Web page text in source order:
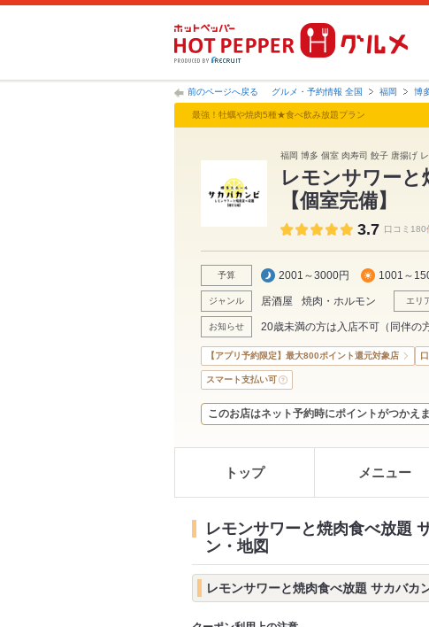
前のページへ戻る グルメ・予約情報 全国 福岡 博
最強！牡蠣や焼肉5種★食べ飲み放題プラン
福岡 博多 個室 肉寿司 餃子 唐揚げ
レモンサワーと
【個室完備】
3.7 口コミ180
予算 2001～3000円 1001～
ジャンル 居酒屋 焼肉・ホルモン エリ
お知らせ 20歳未満の方は入店不可（同伴の
【アプリ予約限定】最大800ポイント還元対象店
スマート支払い可
このお店はネット予約時にポイントがつかえ
トップ メニュー
レモンサワーと焼肉食べ放題
ン・地図
レモンサワーと焼肉食べ放題 サカバカ